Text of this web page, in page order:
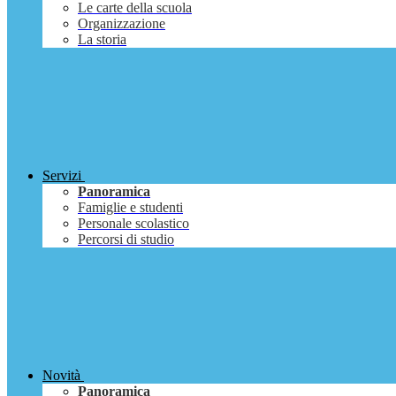
Le carte della scuola
Organizzazione
La storia
Servizi
Panoramica
Famiglie e studenti
Personale scolastico
Percorsi di studio
Novità
Panoramica